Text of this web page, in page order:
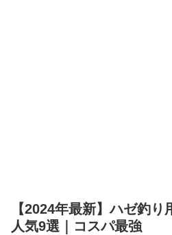
【2024年最新】ハゼ釣
人気9選｜コスパ最強